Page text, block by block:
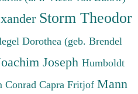
Storm Theodor
Dorothea (geb. Brendel
Joseph Humboldt
Conrad Capra Fritjof Mann